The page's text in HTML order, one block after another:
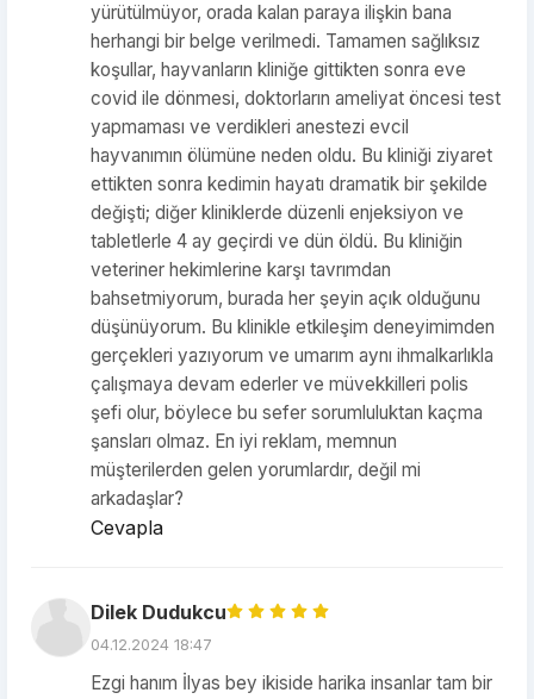
yürütülmüyor, orada kalan paraya ilişkin bana
herhangi bir belge verilmedi. Tamamen sağlıksız
koşullar, hayvanların kliniğe gittikten sonra eve
covid ile dönmesi, doktorların ameliyat öncesi test
yapmaması ve verdikleri anestezi evcil
hayvanımın ölümüne neden oldu. Bu kliniği ziyaret
ettikten sonra kedimin hayatı dramatik bir şekilde
değişti; diğer kliniklerde düzenli enjeksiyon ve
tabletlerle 4 ay geçirdi ve dün öldü. Bu kliniğin
veteriner hekimlerine karşı tavrımdan
bahsetmiyorum, burada her şeyin açık olduğunu
düşünüyorum. Bu klinikle etkileşim deneyimimden
gerçekleri yazıyorum ve umarım aynı ihmalkarlıkla
çalışmaya devam ederler ve müvekkilleri polis
şefi olur, böylece bu sefer sorumluluktan kaçma
şansları olmaz. En iyi reklam, memnun
müşterilerden gelen yorumlardır, değil mi
arkadaşlar?
Cevapla
Dilek Dudukcu
04.12.2024 18:47
Ezgi hanım İlyas bey ikiside harika insanlar tam bir